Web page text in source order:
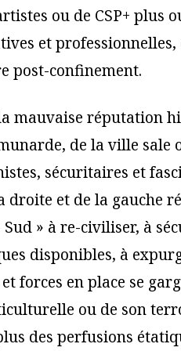
ou de CSP+ plus
et
post-confinement.
mauvaise réputation
de la ville sale
sécuritaires et
droite et de la gauche
» à re-civiliser, à
disponibles, à
forces en place se
ou de son
des perfusions